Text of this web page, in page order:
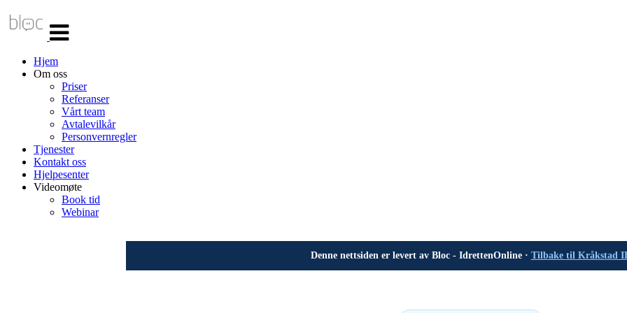
navigasjon
Hjem
Om oss
Priser
Referanser
Vårt team
Avtalevilkår
Personvernregler
Tjenester
Kontakt oss
Hjelpesenter
Videomøte
Book tid
Webinar
Denne nettsiden er levert av Bloc - IdrettenOnline · Tilbake til Kråkstad